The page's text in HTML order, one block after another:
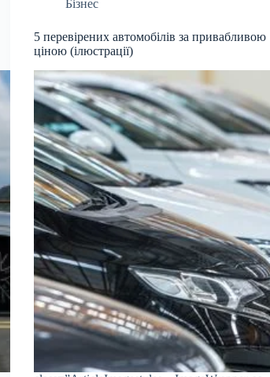
Бізнес
5 перевірених автомобілів за привабливою
ціною (ілюстрації)